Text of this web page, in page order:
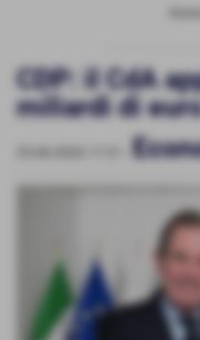
CDP: il CdA
miliardi di